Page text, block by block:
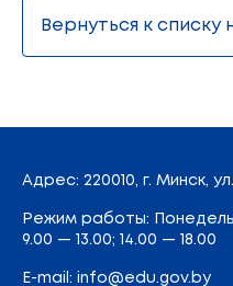
Вернуться к списку
Адрес: 220010, г. Минск,
Режим работы:
9.00 — 13.00; 14.00 — 18.00
E-mail: info@edu.gov.by